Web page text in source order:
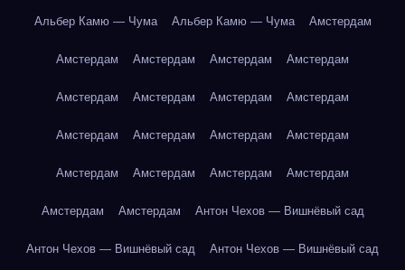
Альбер Камю — Чума Альбер Камю — Чума Амстердам
Амстердам Амстердам Амстердам Амстердам
Амстердам Амстердам Амстердам Амстердам
Амстердам Амстердам Амстердам Амстердам
Амстердам Амстердам Амстердам Амстердам
Амстердам Амстердам Антон Чехов — Вишнёвый сад
Антон Чехов — Вишнёвый сад Антон Чехов — Вишнёвый сад